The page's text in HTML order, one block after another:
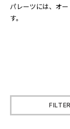
パレーツには、オ
す。
FILTER